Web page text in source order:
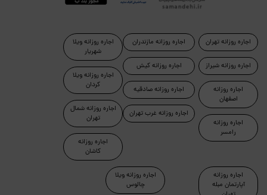
اجاره روزانه تهران
اجاره روزانه شیراز
اجاره روزانه
اصفهان
اجاره روزانه
رامسر
اجاره روزانه مازندران
اجاره روزانه کیش
اجاره روزانه صادقیه
اجاره روزانه غرب تهران
اجاره روزانه ویلا
شهریار
اجاره روزانه ویلا
کردان
اجاره روزانه شمال
تهران
اجاره روزانه
کاشان
اجاره روزانه
آپارتمان مبله
اجاره روزانه ویلا
چالوس